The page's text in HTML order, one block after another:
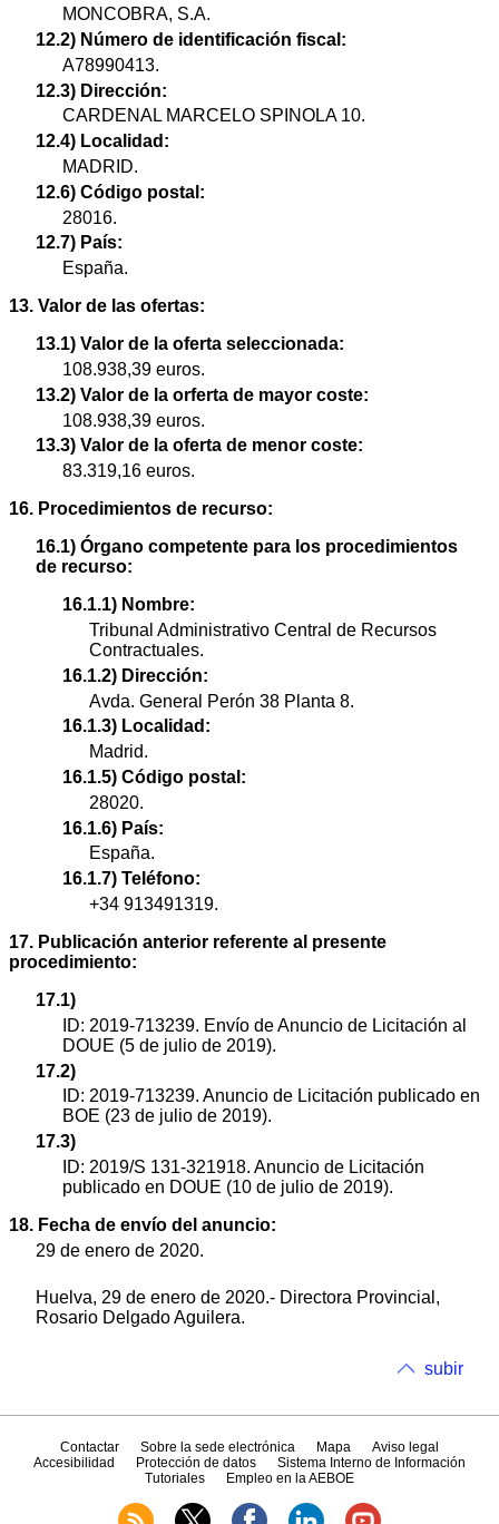
MONCOBRA, S.A.
12.2) Número de identificación fiscal:
A78990413.
12.3) Dirección:
CARDENAL MARCELO SPINOLA 10.
12.4) Localidad:
MADRID.
12.6) Código postal:
28016.
12.7) País:
España.
13. Valor de las ofertas:
13.1) Valor de la oferta seleccionada:
108.938,39 euros.
13.2) Valor de la orferta de mayor coste:
108.938,39 euros.
13.3) Valor de la oferta de menor coste:
83.319,16 euros.
16. Procedimientos de recurso:
16.1) Órgano competente para los procedimientos
de recurso:
16.1.1) Nombre:
Tribunal Administrativo Central de Recursos
Contractuales.
16.1.2) Dirección:
Avda. General Perón 38 Planta 8.
16.1.3) Localidad:
Madrid.
16.1.5) Código postal:
28020.
16.1.6) País:
España.
16.1.7) Teléfono:
+34 913491319.
17. Publicación anterior referente al presente
procedimiento:
17.1)
ID: 2019-713239. Envío de Anuncio de Licitación al
DOUE (5 de julio de 2019).
17.2)
ID: 2019-713239. Anuncio de Licitación publicado en
BOE (23 de julio de 2019).
17.3)
ID: 2019/S 131-321918. Anuncio de Licitación
publicado en DOUE (10 de julio de 2019).
18. Fecha de envío del anuncio:
29 de enero de 2020.
Huelva, 29 de enero de 2020.- Directora Provincial,
Rosario Delgado Aguilera.
subir
Contactar Sobre la sede electrónica Mapa
Aviso legal
Accesibilidad
Protección de datos
Sistema Interno de Información
Tutoriales
Empleo en la AEBOE